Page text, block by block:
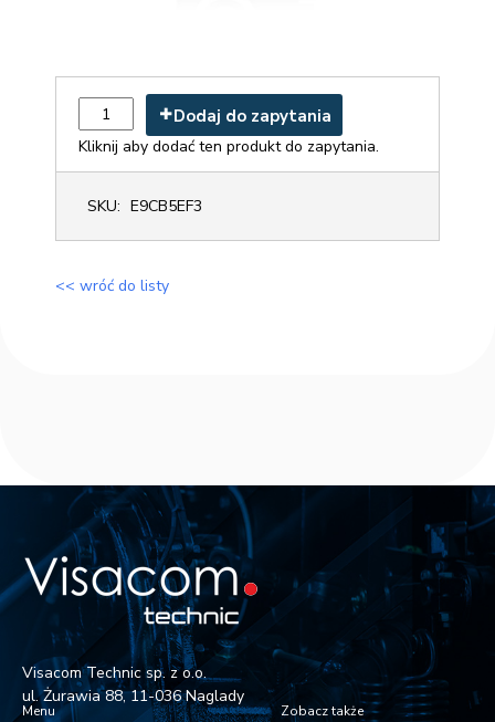
Dodaj do zapytania
Kliknij aby dodać ten produkt do zapytania.
SKU: E9CB5EF3
<< wróć do listy
Visacom Technic sp. z o.o.
ul. Żurawia 88, 11-036 Naglady
Menu Zobacz także